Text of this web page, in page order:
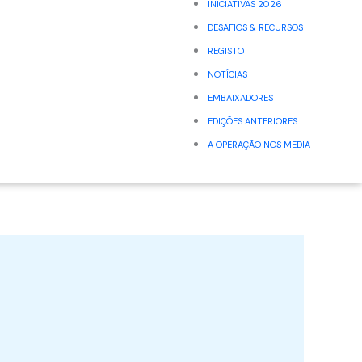
INICIATIVAS 2026
DESAFIOS & RECURSOS
REGISTO
NOTÍCIAS
EMBAIXADORES
EDIÇÕES ANTERIORES
A OPERAÇÃO NOS MEDIA